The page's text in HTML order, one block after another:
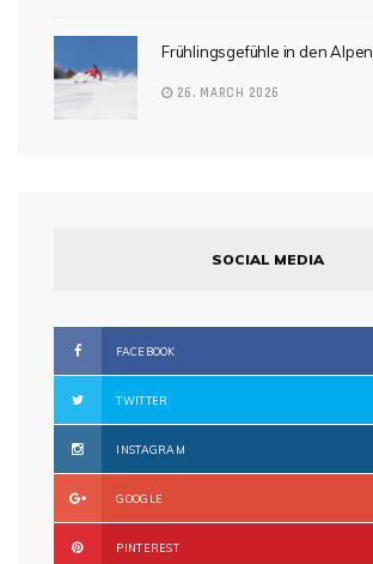
Frühlingsgefühle in den Alpen
26. MARCH 2026
SOCIAL MEDIA
FACEBOOK
TWITTER
INSTAGRAM
GOOGLE
PINTEREST